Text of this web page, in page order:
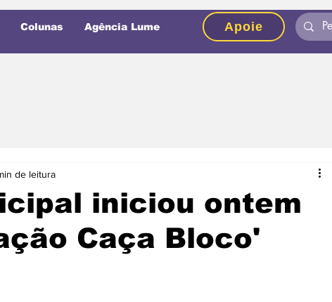
Colunas Agência Lume Apoie
iniciou ontem
Caça Bloco'
de leitura